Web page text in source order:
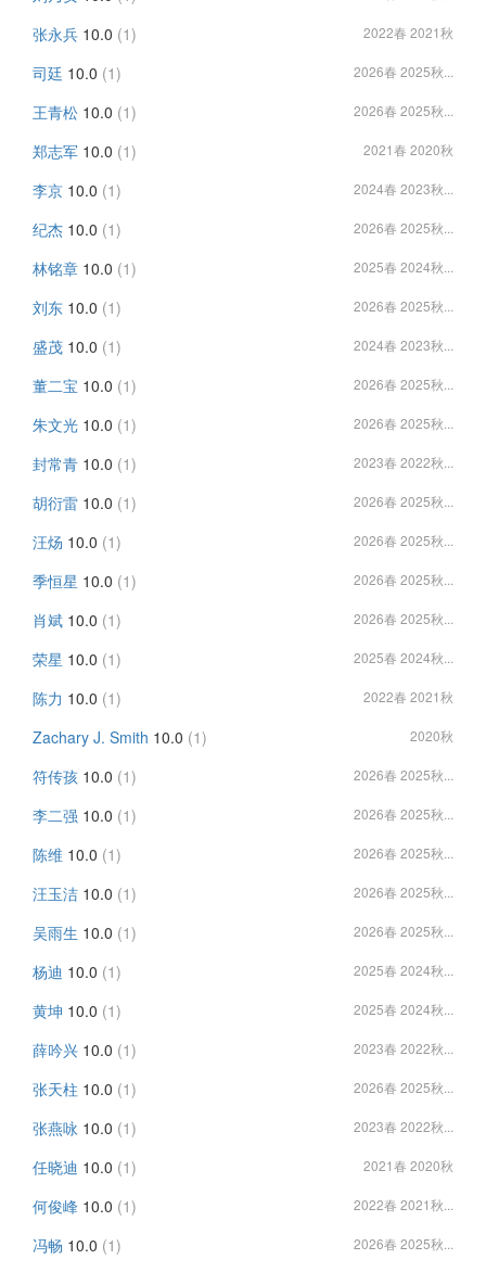
张永兵 10.0 (1) 2022春 2021秋
司廷 10.0 (1) 2026春 2025秋...
王青松 10.0 (1) 2026春 2025秋...
郑志军 10.0 (1) 2021春 2020秋
李京 10.0 (1) 2024春 2023秋...
纪杰 10.0 (1) 2026春 2025秋...
林铭章 10.0 (1) 2025春 2024秋...
刘东 10.0 (1) 2026春 2025秋...
盛茂 10.0 (1) 2024春 2023秋...
董二宝 10.0 (1) 2026春 2025秋...
朱文光 10.0 (1) 2026春 2025秋...
封常青 10.0 (1) 2023春 2022秋...
胡衍雷 10.0 (1) 2026春 2025秋...
汪炀 10.0 (1) 2026春 2025秋...
季恒星 10.0 (1) 2026春 2025秋...
肖斌 10.0 (1) 2026春 2025秋...
荣星 10.0 (1) 2025春 2024秋...
陈力 10.0 (1) 2022春 2021秋
Zachary J. Smith 10.0 (1) 2020秋
符传孩 10.0 (1) 2026春 2025秋...
李二强 10.0 (1) 2026春 2025秋...
陈维 10.0 (1) 2026春 2025秋...
汪玉洁 10.0 (1) 2026春 2025秋...
吴雨生 10.0 (1) 2026春 2025秋...
杨迪 10.0 (1) 2025春 2024秋...
黄坤 10.0 (1) 2025春 2024秋...
薛吟兴 10.0 (1) 2023春 2022秋...
张天柱 10.0 (1) 2026春 2025秋...
张燕咏 10.0 (1) 2023春 2022秋...
任晓迪 10.0 (1) 2021春 2020秋
何俊峰 10.0 (1) 2022春 2021秋...
冯畅 10.0 (1) 2026春 2025秋...